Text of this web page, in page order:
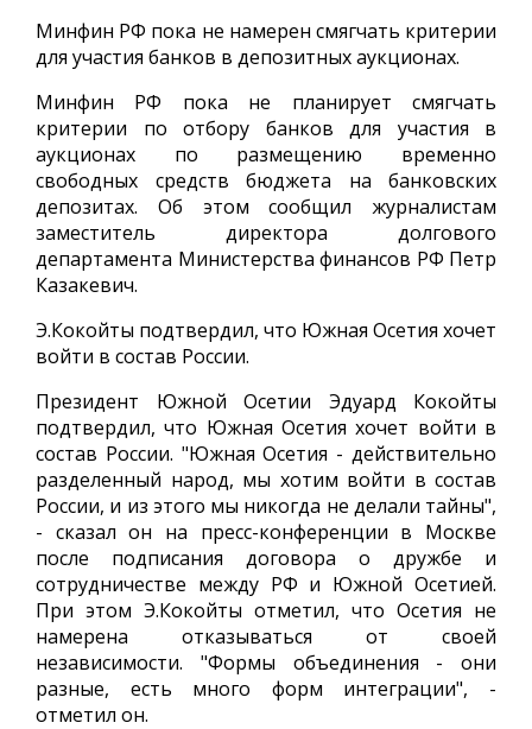
Минфин РФ пока не намерен смягчать критерии
для участия банков в депозитных аукционах.
Минфин РФ пока не планирует смягчать
критерии по отбору банков для участия в
аукционах по размещению временно
свободных средств бюджета на банковских
депозитах. Об этом сообщил журналистам
заместитель директора долгового
департамента Министерства финансов РФ Петр
Казакевич.
Э.Кокойты подтвердил, что Южная Осетия хочет
войти в состав России.
Президент Южной Осетии Эдуард Кокойты
подтвердил, что Южная Осетия хочет войти в
состав России. "Южная Осетия - действительно
разделенный народ, мы хотим войти в состав
России, и из этого мы никогда не делали тайны",
- сказал он на пресс-конференции в Москве
после подписания договора о дружбе и
сотрудничестве между РФ и Южной Осетией.
При этом Э.Кокойты отметил, что Осетия не
намерена отказываться от своей
независимости. "Формы объединения - они
разные, есть много форм интеграции", -
отметил он.